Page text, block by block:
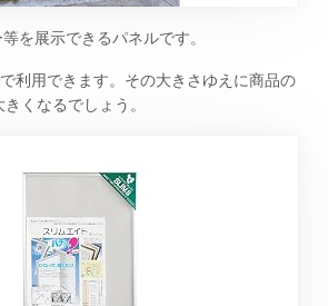
を展示できるパネルです。
利用できます。その大きさゆえに商品の
くなるでしょう。